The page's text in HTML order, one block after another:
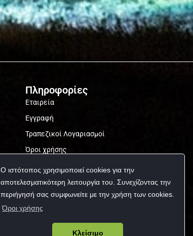
Ο ιστότοπος χρησιμοποιεί cookies για την
αποτελεσματικότερη λειτουργία του. Συνεχίζοντας την
περιήγησή σας συμφωνείτε με την χρήση των cookies.
Όροι χρήσης
Κλείσιμο
Πληροφορίες
Εταιρεία
Εγγραφή
Τραπεζικοί Λογαριασμοί
Όροι χρήσης